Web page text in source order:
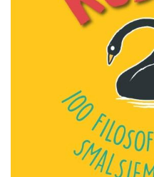
Kraštotyrinės
Piligrimų